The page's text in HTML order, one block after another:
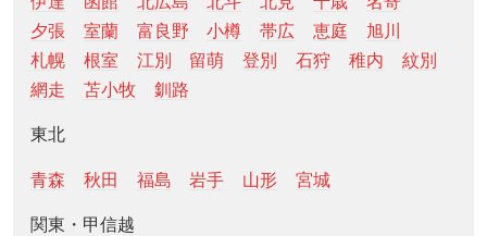
夕張
室蘭 富良野 小樽 帯広 恵庭
旭川
札幌
根室 江別 留萌 登別 石狩 稚内
紋別
網走
苫小牧 釧路
東北
青森 秋田 福島 岩手 山形 宮城
関東・甲信越